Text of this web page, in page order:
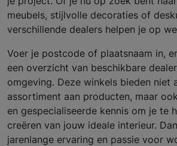
meubels, stijlvolle decoraties of
verschillende dealers helpen je op
Voer je postcode of plaatsnaam in,
een overzicht van beschikbare
omgeving. Deze winkels bieden niet
assortiment aan producten, maar
en gespecialiseerde kennis om je te
creëren van jouw ideale interieur.
jarenlange ervaring en passie voor